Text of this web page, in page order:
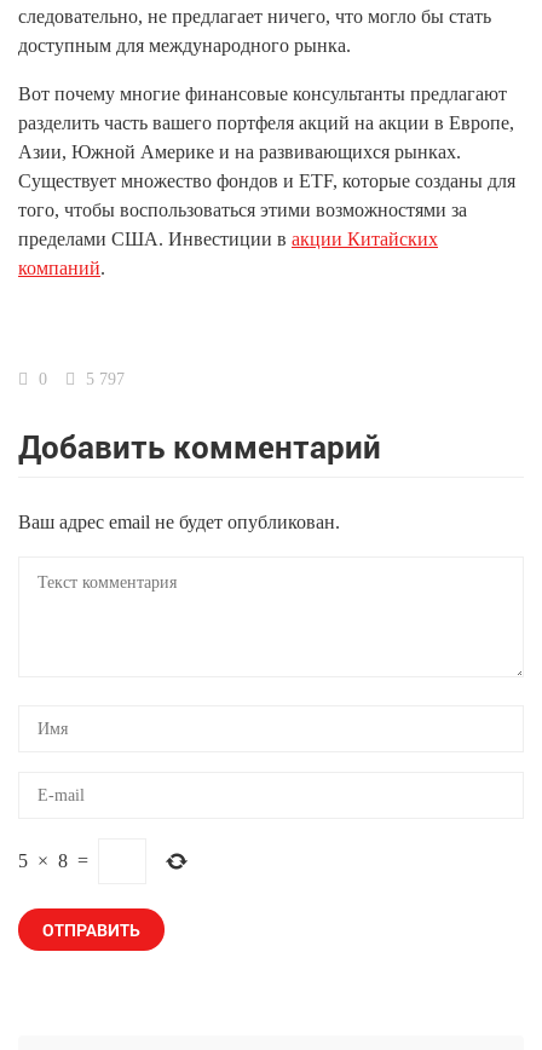
следовательно, не предлагает ничего, что могло бы стать
доступным для международного рынка.
Вот почему многие финансовые консультанты предлагают
разделить часть вашего портфеля акций на акции в Европе,
Азии, Южной Америке и на развивающихся рынках.
Существует множество фондов и ETF, которые созданы для
того, чтобы воспользоваться этими возможностями за
пределами США. Инвестиции в акции Китайских
компаний.
0 5 797
Добавить комментарий
Ваш адрес email не будет опубликован.
5 × 8 =